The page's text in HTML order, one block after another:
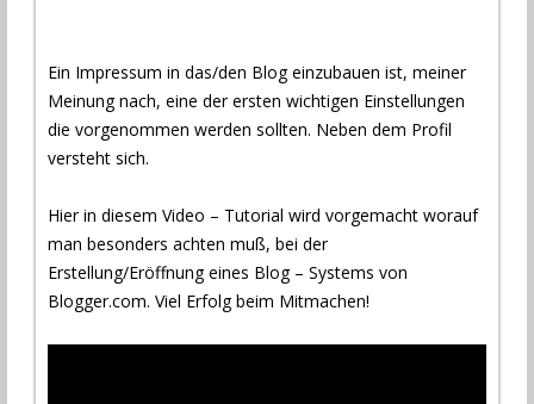
Ein Impressum in das/den Blog einzubauen ist, meiner
Meinung nach, eine der ersten wichtigen Einstellungen
die vorgenommen werden sollten. Neben dem Profil
versteht sich.
Hier in diesem Video – Tutorial wird vorgemacht worauf
man besonders achten muß, bei der
Erstellung/Eröffnung eines Blog – Systems von
Blogger.com. Viel Erfolg beim Mitmachen!